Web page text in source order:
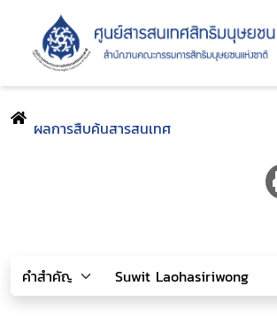
ผลการสืบค้นสารสนเทศ